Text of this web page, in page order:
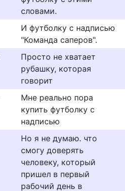
словами.
И футболку с надписью
"Команда саперов".
Просто не хватает
рубашку, которая
говорит
Мне реально пора
купить футболку с
надписью
Но я не думаю. что
смогу доверять
человеку, который
пришел в первый
рабочий день в